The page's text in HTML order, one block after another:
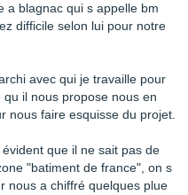
a blagnac qui s appelle bm
difficile selon lui pour notre
avec qui je travaille pour
il nous propose nous en
nous faire esquisse du projet.
que il ne sait pas de
"batiment de france", on s
nous a chiffré quelques plue